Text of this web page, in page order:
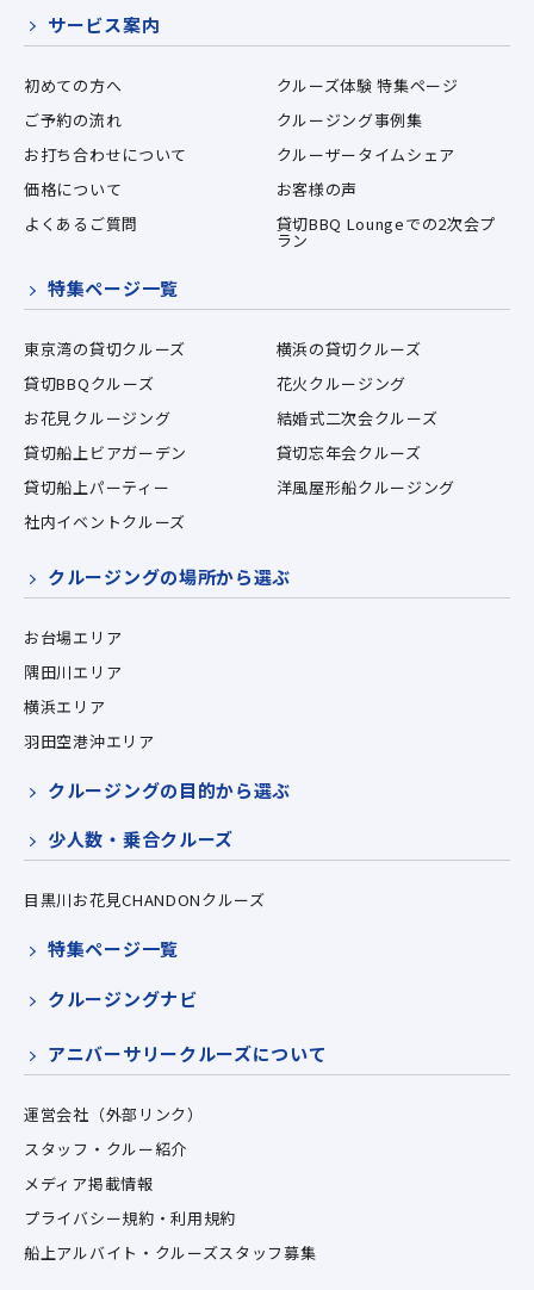
サービス案内
初めての方へ
クルーズ体験 特集ページ
ご予約の流れ
クルージング事例集
お打ち合わせについて
クルーザータイムシェア
価格について
お客様の声
よくあるご質問
貸切BBQ Loungeでの2次会プ
ラン
特集ページ一覧
東京湾の貸切クルーズ
横浜の貸切クルーズ
貸切BBQクルーズ
花火クルージング
お花見クルージング
結婚式二次会クルーズ
貸切船上ビアガーデン
貸切忘年会クルーズ
貸切船上パーティー
洋風屋形船クルージング
社内イベントクルーズ
クルージングの場所から選ぶ
お台場エリア
隅田川エリア
横浜エリア
羽田空港沖エリア
クルージングの目的から選ぶ
少人数・乗合クルーズ
目黒川お花見CHANDONクルーズ
特集ページ一覧
クルージングナビ
アニバーサリークルーズについて
運営会社（外部リンク）
スタッフ・クルー紹介
メディア掲載情報
プライバシー規約・利用規約
船上アルバイト・クルーズスタッフ募集